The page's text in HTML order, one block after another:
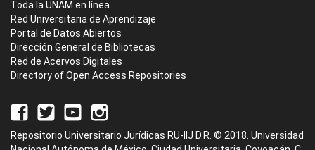
Toda la UNAM en línea
Red Universitaria de Aprendizaje
Portal de Datos Abiertos
Dirección General de Bibliotecas
Red de Acervos Digitales
Directory of Open Access Repositories
Repositorio Universitario Jurídicas RU-IIJ D.R. © 2018. Universidad